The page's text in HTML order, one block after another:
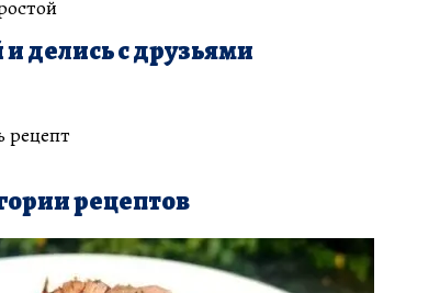
делись с друзьями
рецепт
рецептов